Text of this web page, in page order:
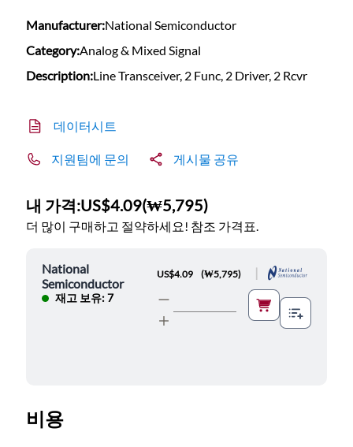
Manufacturer:National Semiconductor
Category:Analog & Mixed Signal
Description:Line Transceiver, 2 Func, 2 Driver, 2 Rcvr
데이터시트
지원팀에 문의 게시물 공유
내 가격:US$4.09(₩5,795)
더 많이 구매하고 절약하세요! 참조 가격표.
National
Semiconductor
재고 보유: 7
US$4.09 (₩5,795)
비용